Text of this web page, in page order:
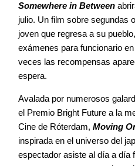
Somewhere in Between
julio. Un film sobre segundas
joven que regresa a su
exámenes para funcionario
veces las recompensas
espera.
Avalada por numerosos
el Premio Bright Future a la
Cine de Róterdam, Moving
inspirada en el universo del
espectador asiste al día a día